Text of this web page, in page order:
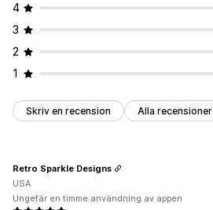
4
3
2
1
Skriv en recension Alla recensioner
Retro Sparkle Designs
USA
Ungefär en timme användning av appen